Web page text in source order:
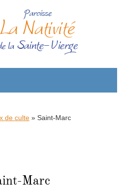
de culte » Saint-Marc
Marc